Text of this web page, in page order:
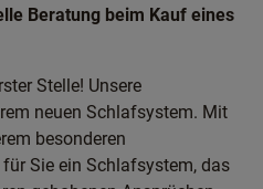
Beratung beim Kauf eines
Stelle! Unsere
neuen Schlafsystem. Mit
besonderen
Sie ein Schlafsystem, das